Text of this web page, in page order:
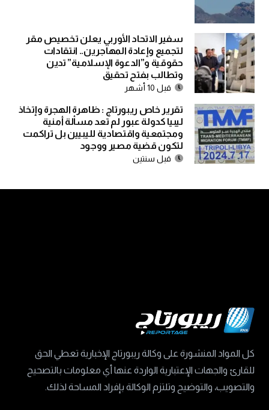
سفير الاتحاد الأوربي يعلن تخصيص مقر
لتجميع وإعادة المهاجرين.. انتقادات
حقوقية و”الدعوة الإسلامية” تدين
وتطالب بفتح تحقيق
قبل 10 أشهر
تقرير خاص ريبورتاج : ظاهرة الهجرة وإتخاذ
ليبيا كدولة عبور لم تعد مسألة أمنية
ومجتمعية واقتصادية لليبيين بل تراكمت
لتكون قضية مصير ووجود
قبل سنتين
كل المواد المنشورة على وكالة ريبورتاج الإخبارية تعطي الحق
للقارئ والجهات الإعتبارية الواردة عنها أي معلومات بالتصحيح
والتصويب، والتوضيح وتلتزم الوكالة بإفراد المساحة لذلك.